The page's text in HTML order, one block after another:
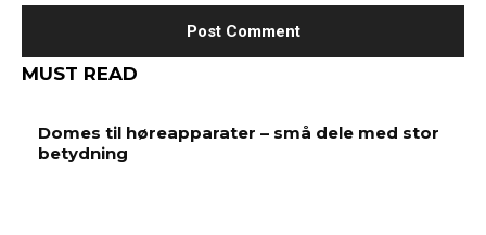
MUST READ
Domes til høreapparater – små dele med stor
betydning